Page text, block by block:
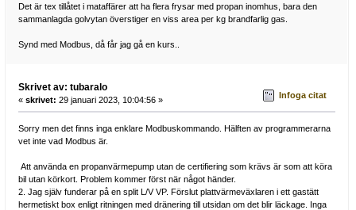
Det är tex tillåtet i mataffärer att ha flera frysar med propan inomhus, bara den
sammanlagda golvytan överstiger en viss area per kg brandfarlig gas.
Synd med Modbus, då får jag gå en kurs..
Skrivet av: tubaralo
« skrivet: 29 januari 2023, 10:04:56 » Infoga citat
Sorry men det finns inga enklare Modbuskommando. Hälften av programmerarna
vet inte vad Modbus är.
Att använda en propanvärmepump utan de certifiering som krävs är som att köra
bil utan körkort. Problem kommer först när något händer.
2. Jag själv funderar på en split L/V VP. Förslut plattvärmeväxlaren i ett gastätt
hermetiskt box enligt ritningen med dränering till utsidan om det blir läckage. Inga